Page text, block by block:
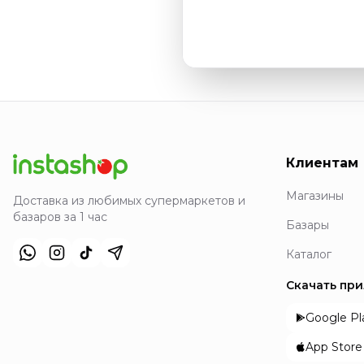
Доставка из любимых супермаркетов и
базаров за 1 час
Клиентам
Магазины
Базары
Каталог
Скачать
Google
App Store